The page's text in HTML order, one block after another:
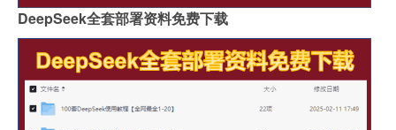
DeepSeek全套部署资料免费下载